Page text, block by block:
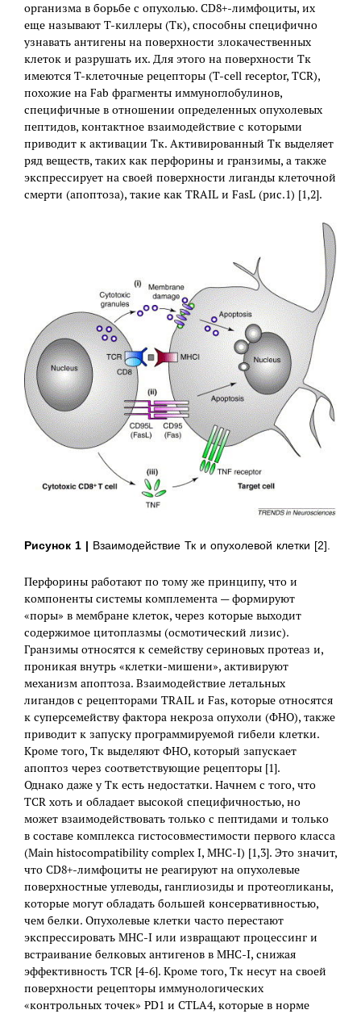
организма в борьбе с опухолью. CD8+-лимфоциты, их
еще называют Т-киллеры (Тк), способны специфично
узнавать антигены на поверхности злокачественных
клеток и разрушать их. Для этого на поверхности Тк
имеются Т-клеточные рецепторы (T-cell receptor, TCR),
похожие на Fab фрагменты иммуноглобулинов,
специфичные в отношении определенных опухолевых
пептидов, контактное взаимодействие с которыми
приводит к активации Тк. Активированный Тк выделяет
ряд веществ, таких как перфорины и гранзимы, а также
экспрессирует на своей поверхности лиганды клеточной
смерти (апоптоза), такие как TRAIL и FasL (рис.1) [1,2].
Рисунок 1 | Взаимодействие Тк и опухолевой клетки [2].
Перфорины работают по тому же принципу, что и
компоненты системы комплемента — формируют
«поры» в мембране клеток, через которые выходит
содержимое цитоплазмы (осмотический лизис).
Гранзимы относятся к семейству сериновых протеаз и,
проникая внутрь «клетки-мишени», активируют
механизм апоптоза. Взаимодействие летальных
лигандов с рецепторами TRAIL и Fas, которые относятся
к суперсемейству фактора некроза опухоли (ФНО), также
приводит к запуску программируемой гибели клетки.
Кроме того, Тк выделяют ФНО, который запускает
апоптоз через соответствующие рецепторы [1].
Однако даже у Тк есть недостатки. Начнем с того, что
TCR хоть и обладает высокой специфичностью, но
может взаимодействовать только с пептидами и только
в составе комплекса гистосовместимости первого класса
(Main histocompatibility complex I, MHC-I) [1,3]. Это значит,
что CD8+-лимфоциты не реагируют на опухолевые
поверхностные углеводы, ганглиозиды и протеогликаны,
которые могут обладать большей консервативностью,
чем белки. Опухолевые клетки часто перестают
экспрессировать MHC-I или извращают процессинг и
встраивание белковых антигенов в MHC-I, снижая
эффективность TCR [4-6]. Кроме того, Тк несут на своей
поверхности рецепторы иммунологических
«контрольных точек» PD1 и CTLA4, которые в норме